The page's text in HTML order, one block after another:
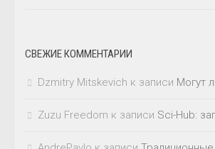
СВЕЖИЕ КОММЕНТАРИИ
Dzmitry Mitskevich к записи Могут
Zuzu Freedom к записи Sci-Hub: